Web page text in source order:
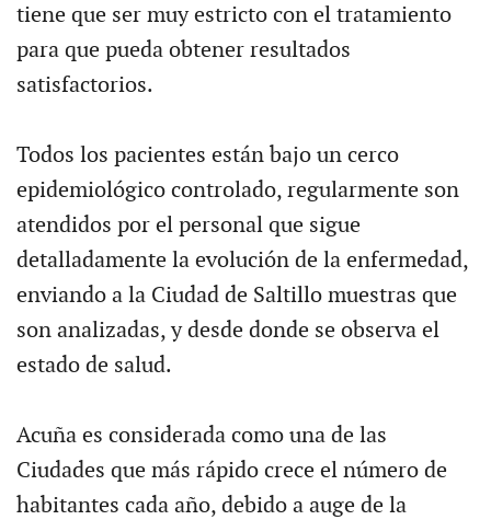
tiene que ser muy estricto con el tratamiento
para que pueda obtener resultados
satisfactorios.
Todos los pacientes están bajo un cerco
epidemiológico controlado, regularmente son
atendidos por el personal que sigue
detalladamente la evolución de la enfermedad,
enviando a la Ciudad de Saltillo muestras que
son analizadas, y desde donde se observa el
estado de salud.
Acuña es considerada como una de las
Ciudades que más rápido crece el número de
habitantes cada año, debido a auge de la